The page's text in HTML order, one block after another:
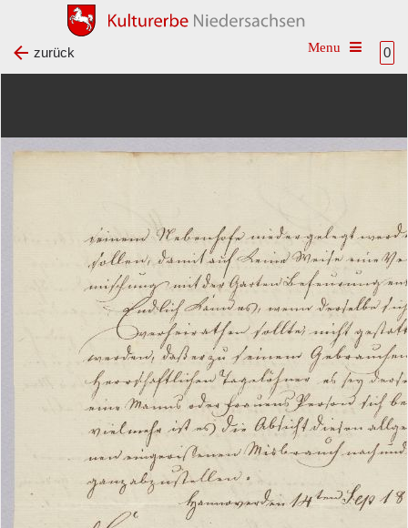
0
Toggle
zurück